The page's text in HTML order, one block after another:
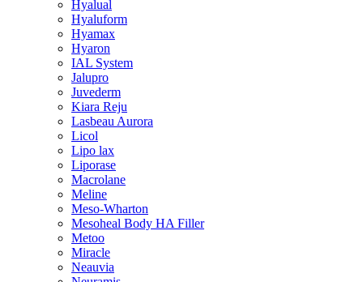
Hyalual
Hyaluform
Hyamax
Hyaron
IAL System
Jalupro
Juvederm
Kiara Reju
Lasbeau Aurora
Licol
Lipo lax
Liporase
Macrolane
Meline
Meso-Wharton
Mesoheal Body HA Filler
Metoo
Miracle
Neauvia